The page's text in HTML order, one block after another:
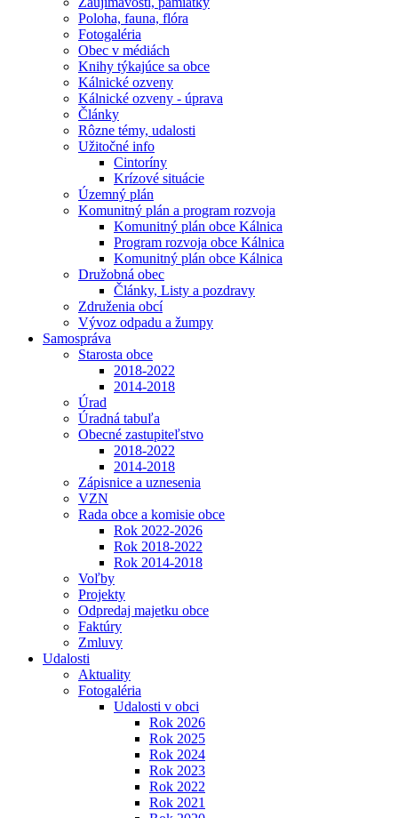
Poloha, fauna, flóra
Fotogaléria
Obec v médiách
Knihy týkajúce sa obce
Kálnické ozveny
Kálnické ozveny - úprava
Články
Rôzne témy, udalosti
Užitočné info
Cintoríny
Krízové situácie
Územný plán
Komunitný plán a program rozvoja
Komunitný plán obce Kálnica
Program rozvoja obce Kálnica
Komunitný plán obce Kálnica
Družobná obec
Články, Listy a pozdravy
Združenia obcí
Vývoz odpadu a žumpy
Samospráva
Starosta obce
2018-2022
2014-2018
Úrad
Úradná tabuľa
Obecné zastupiteľstvo
2018-2022
2014-2018
Zápisnice a uznesenia
VZN
Rada obce a komisie obce
Rok 2022-2026
Rok 2018-2022
Rok 2014-2018
Voľby
Projekty
Odpredaj majetku obce
Faktúry
Zmluvy
Udalosti
Aktuality
Fotogaléria
Udalosti v obci
Rok 2026
Rok 2025
Rok 2024
Rok 2023
Rok 2022
Rok 2021